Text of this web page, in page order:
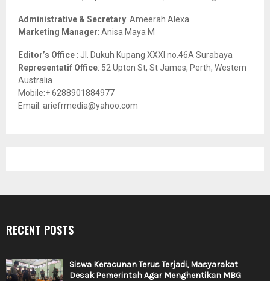
Administrative & Secretary: Ameerah Alexa
Marketing Manager: Anisa Maya M
Editor’s Office : Jl. Dukuh Kupang XXXI no.46A Surabaya
Representatif Office: 52 Upton St, St James, Perth, Western
Australia
Mobile:+ 6288901884977
Email: ariefrmedia@yahoo.com
RECENT POSTS
Siswa Keracunan Terus Terjadi, Masyarakat
Desak Pemerintah Agar Menghentikan MBG